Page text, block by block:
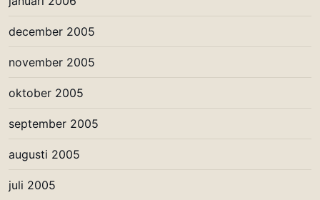
december 2005
november 2005
oktober 2005
september 2005
augusti 2005
juli 2005